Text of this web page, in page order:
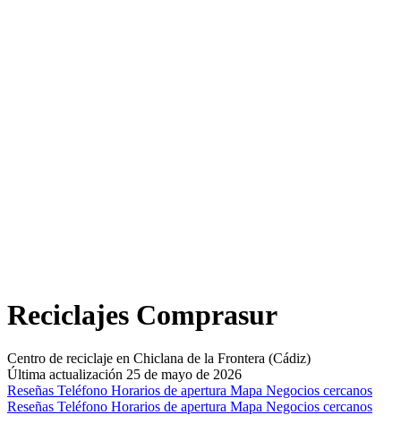
Reciclajes Comprasur
Centro de reciclaje en Chiclana de la Frontera (Cádiz)
Última actualización 25 de mayo de 2026
Reseñas Teléfono Horarios de apertura Mapa Negocios cercanos
Reseñas Teléfono Horarios de apertura Mapa Negocios cercanos